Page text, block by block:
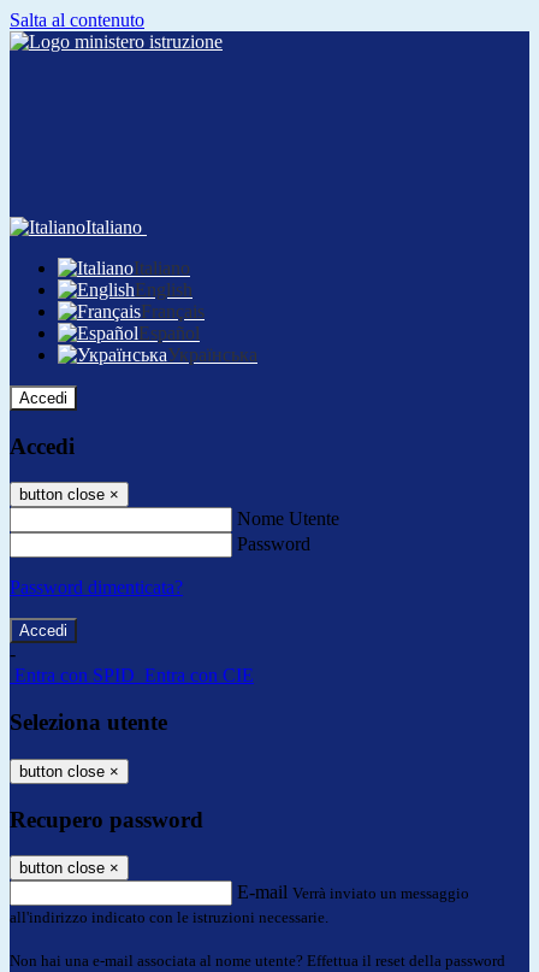
Salta al contenuto
Italiano
Italiano
English
Français
Español
Українська
Accedi
Accedi
button close ×
Nome Utente
Password
Password dimenticata?
-
Entra con SPID Entra con CIE
Seleziona utente
button close ×
Recupero password
button close ×
E-mail Verrà inviato un messaggio
all'indirizzo indicato con le istruzioni necessarie.
Non hai una e-mail associata al nome utente? Effettua il reset della password